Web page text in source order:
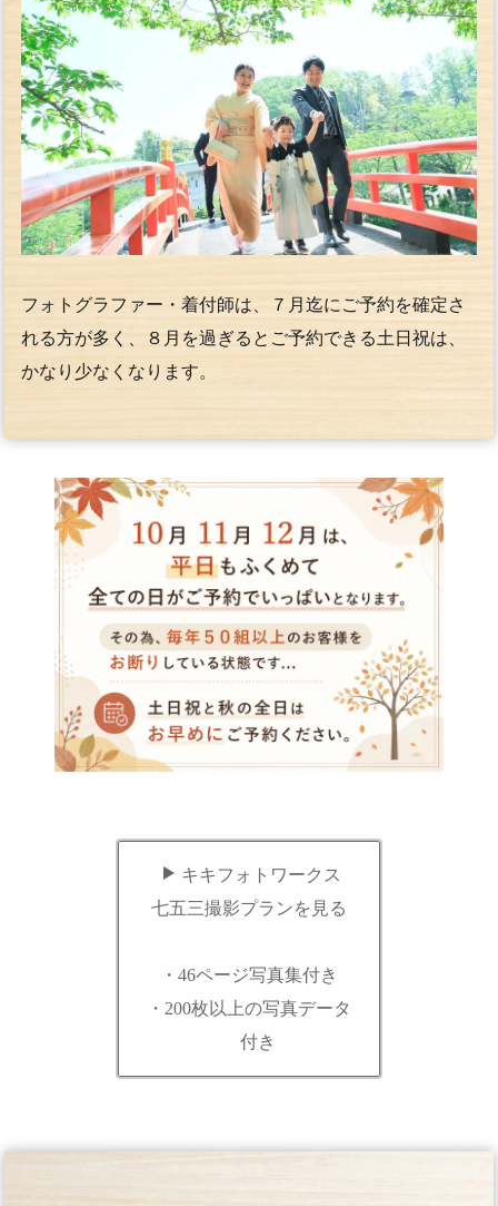
フォトグラファー・着付師は、７月迄にご予約を確定さ
れる方が多く、８月を過ぎるとご予約できる土日祝は、
かなり少なくなります。
キキフォトワークス
七五三撮影プランを見る
・46ページ写真集付き
・200枚以上の写真データ
付き